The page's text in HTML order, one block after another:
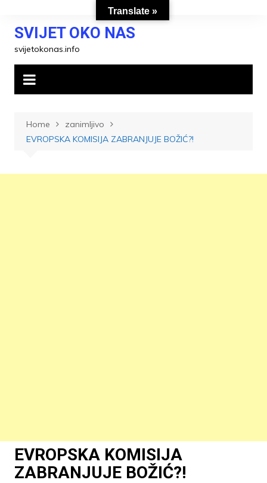
contentSVIJET OKO NAS
svijetokonas.info
Home
zanimljivo
EVROPSKA KOMISIJA ZABRANJUJE BOŽIĆ?!
EVROPSKA KOMISIJA
ZABRANJUJE BOŽIĆ?!
Translate »